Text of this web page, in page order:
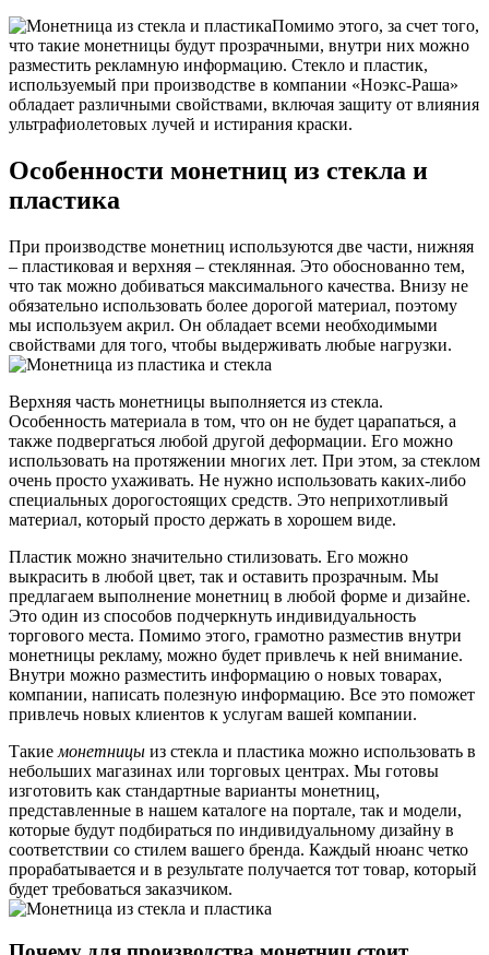
Помимо этого, за счет того,
что такие монетницы будут прозрачными, внутри них можно
разместить рекламную информацию. Стекло и пластик,
используемый при производстве в компании «Ноэкс-Раша»
обладает различными свойствами, включая защиту от влияния
ультрафиолетовых лучей и истирания краски.
Особенности монетниц из стекла и
пластика
При производстве монетниц используются две части, нижняя
– пластиковая и верхняя – стеклянная. Это обоснованно тем,
что так можно добиваться максимального качества. Внизу не
обязательно использовать более дорогой материал, поэтому
мы используем акрил. Он обладает всеми необходимыми
свойствами для того, чтобы выдерживать любые нагрузки.
Верхняя часть монетницы выполняется из стекла.
Особенность материала в том, что он не будет царапаться, а
также подвергаться любой другой деформации. Его можно
использовать на протяжении многих лет. При этом, за стеклом
очень просто ухаживать. Не нужно использовать каких-либо
специальных дорогостоящих средств. Это неприхотливый
материал, который просто держать в хорошем виде.
Пластик можно значительно стилизовать. Его можно
выкрасить в любой цвет, так и оставить прозрачным. Мы
предлагаем выполнение монетниц в любой форме и дизайне.
Это один из способов подчеркнуть индивидуальность
торгового места. Помимо этого, грамотно разместив внутри
монетницы рекламу, можно будет привлечь к ней внимание.
Внутри можно разместить информацию о новых товарах,
компании, написать полезную информацию. Все это поможет
привлечь новых клиентов к услугам вашей компании.
Такие монетницы из стекла и пластика можно использовать в
небольших магазинах или торговых центрах. Мы готовы
изготовить как стандартные варианты монетниц,
представленные в нашем каталоге на портале, так и модели,
которые будут подбираться по индивидуальному дизайну в
соответствии со стилем вашего бренда. Каждый нюанс четко
прорабатывается и в результате получается тот товар, который
будет требоваться заказчиком.